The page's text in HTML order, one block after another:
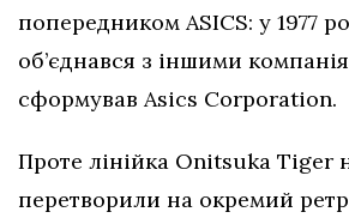
попередником ASICS: у 1977
об’єднався з іншими
сформував Asics Corporation.
Проте лінійка Onitsuka Tiger
перетворили на окремий